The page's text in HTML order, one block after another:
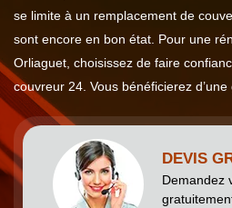
se limite à un remplacement de
sont encore en bon état. Pour une
Orliaguet, choisissez de faire
couvreur 24. Vous bénéficierez
DEVIS
Demandez